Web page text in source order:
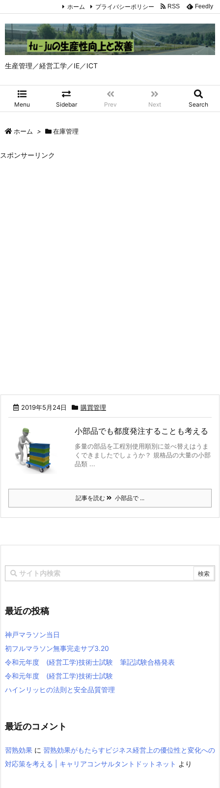
生産管理／経営工学／IE／ICT
Menu Sidebar Prev Next Search
ホーム プライバシーポリシー RSS Feedly
ホーム > 在庫管理
スポンサーリンク
2019年5月24日 購買管理
小部品でも都度発注することも考える
多量の部品を工程別使用順別に並べ替えはうま
くできましたでしょうか？ 規格品の大量の小部
品類 ...
記事を読む 小部品で ...
最近の投稿
神戸マラソン当日
初フルマラソン無事完走サブ3.20
令和元年度 (経営工学)技術士試験 筆記試験合格発表
令和元年度 (経営工学)技術士試験
ハインリッヒの法則と安全品質管理
最近のコメント
習熟効果 に 習熟効果がもたらすビジネス経営上の優位性と変化への
対応策を考える | キャリアコンサルタントドットネット より